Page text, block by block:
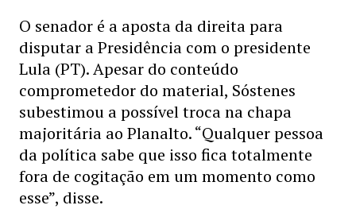
O senador é a aposta da direita para
disputar a Presidência com o presidente
Lula (PT). Apesar do conteúdo
comprometedor do material, Sóstenes
subestimou a possível troca na chapa
majoritária ao Planalto. “Qualquer pessoa
da política sabe que isso fica totalmente
fora de cogitação em um momento como
esse”, disse.